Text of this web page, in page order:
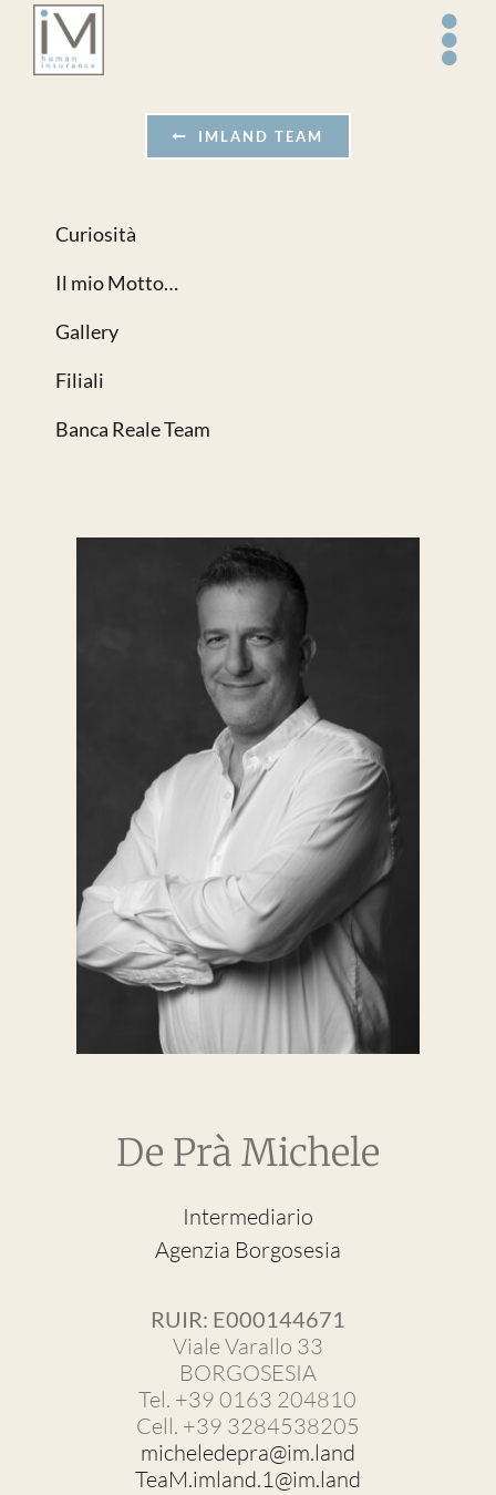
Salta
contenuto
De Prà Michele
Intermediario
Agenzia Borgosesia
RUIR: E000144671
Viale Varallo 33
BORGOSESIA
Tel. +39 0163 204810
Cell. +39 3284538205
micheledepra@im.land
TeaM.imland.1@im.land
IMLAND TEAM
Curiosità
Il mio Motto…
Gallery
Filiali
Banca Reale Team